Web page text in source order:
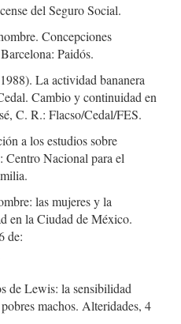
del Seguro Social.
Concepciones
Paidós.
La actividad bananera
Cambio y continuidad en
C. R.: Flacso/Cedal/FES.
a los estudios sobre
Centro Nacional para el
las mujeres y la
en la Ciudad de México.
de:
de Lewis: la sensibilidad
machos. Alteridades, 4